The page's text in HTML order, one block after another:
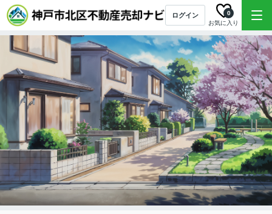
ログイン
お気に入り
0